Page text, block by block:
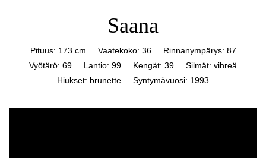
Saana
Pituus: 173 cm Vaatekoko: 36
Rinnanympärys: 87
Vyötärö: 69
Lantio: 99 Kengät: 39
Silmät: vihreä
Hiukset: brunette
Syntymävuosi: 1993